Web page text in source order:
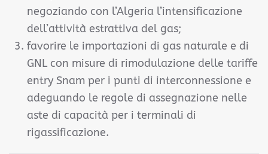
negoziando con l’Algeria l’intensificazione
dell’attività estrattiva del gas;
favorire le importazioni di gas naturale e di
GNL con misure di rimodulazione delle tariffe
entry Snam per i punti di interconnessione e
adeguando le regole di assegnazione nelle
aste di capacità per i terminali di
rigassificazione.